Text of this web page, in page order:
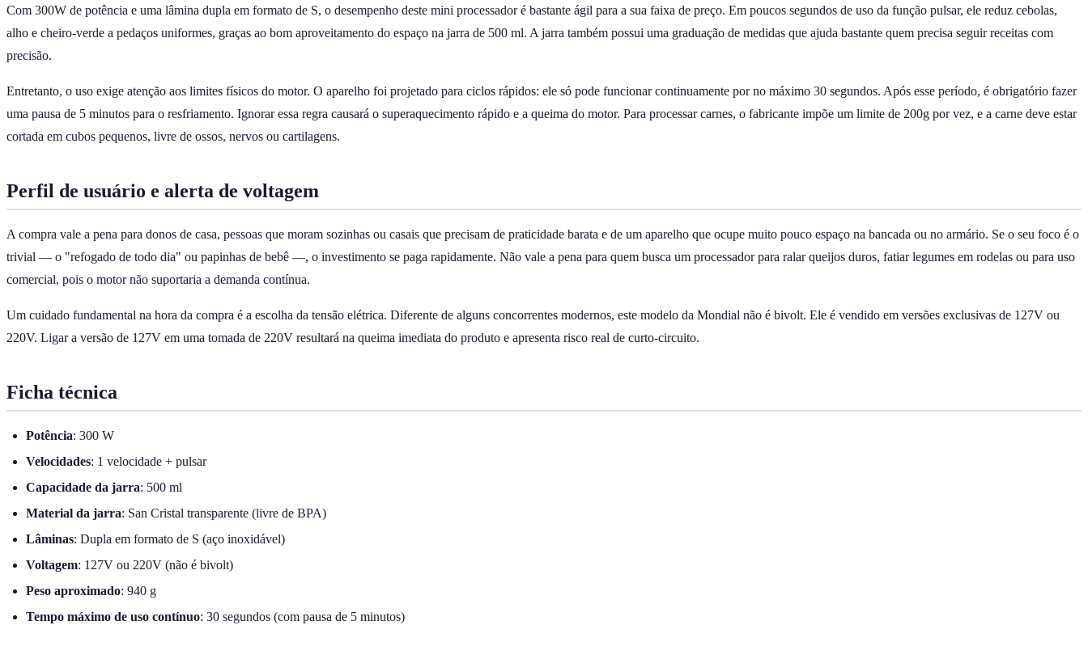
Com 300W de potência e uma lâmina dupla em formato de S, o desempenho deste mini processador é bastante ágil para a sua faixa de preço. Em poucos segundos de uso da função pulsar, ele reduz cebolas,
alho e cheiro-verde a pedaços uniformes, graças ao bom aproveitamento do espaço na jarra de 500 ml. A jarra também possui uma graduação de medidas que ajuda bastante quem precisa seguir receitas com
precisão.
Entretanto, o uso exige atenção aos limites físicos do motor. O aparelho foi projetado para ciclos rápidos: ele só pode funcionar continuamente por no máximo 30 segundos. Após esse período, é obrigatório fazer
uma pausa de 5 minutos para o resfriamento. Ignorar essa regra causará o superaquecimento rápido e a queima do motor. Para processar carnes, o fabricante impõe um limite de 200g por vez, e a carne deve estar
cortada em cubos pequenos, livre de ossos, nervos ou cartilagens.
Perfil de usuário e alerta de voltagem
A compra vale a pena para donos de casa, pessoas que moram sozinhas ou casais que precisam de praticidade barata e de um aparelho que ocupe muito pouco espaço na bancada ou no armário. Se o seu foco é o
trivial — o "refogado de todo dia" ou papinhas de bebê —, o investimento se paga rapidamente. Não vale a pena para quem busca um processador para ralar queijos duros, fatiar legumes em rodelas ou para uso
comercial, pois o motor não suportaria a demanda contínua.
Um cuidado fundamental na hora da compra é a escolha da tensão elétrica. Diferente de alguns concorrentes modernos, este modelo da Mondial não é bivolt. Ele é vendido em versões exclusivas de 127V ou
220V. Ligar a versão de 127V em uma tomada de 220V resultará na queima imediata do produto e apresenta risco real de curto-circuito.
Ficha técnica
Potência: 300 W
Velocidades: 1 velocidade + pulsar
Capacidade da jarra: 500 ml
Material da jarra: San Cristal transparente (livre de BPA)
Lâminas: Dupla em formato de S (aço inoxidável)
Voltagem: 127V ou 220V (não é bivolt)
Peso aproximado: 940 g
Tempo máximo de uso contínuo: 30 segundos (com pausa de 5 minutos)